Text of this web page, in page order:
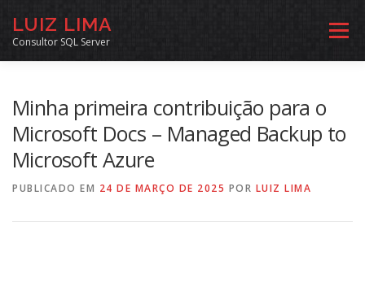
LUIZ LIMA
Consultor SQL Server
Menu
INÍCIO ARQUIVO
Minha primeira contribuição para o
Microsoft Docs – Managed Backup to
Microsoft Azure
PUBLICADO EM 24 DE MARÇO DE 2025 POR LUIZ LIMA